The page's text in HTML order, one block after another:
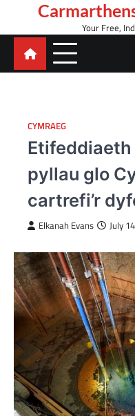
content
Your Free,
CYMRAEG
Etifeddiaeth
pyllau glo
cartrefi’r
Elkanah Evans July